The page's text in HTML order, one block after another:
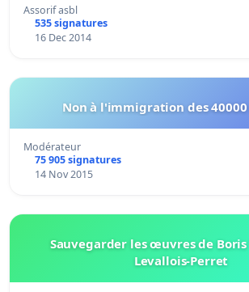
Assorif asbl
535 signatures
16 Dec 2014
Non à l'immigration des
Modérateur
75 905 signatures
14 Nov 2015
Sauvegarder les œuvres de
Levallois-Perret